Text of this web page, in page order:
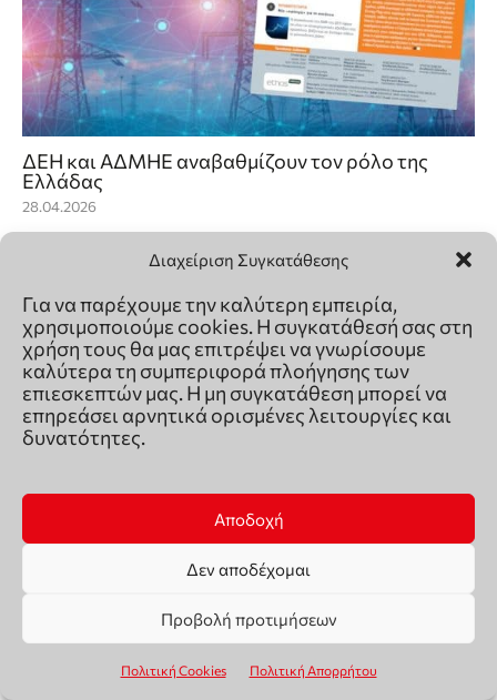
Διαχείριση Συγκατάθεσης
Για να παρέχουμε την καλύτερη εμπειρία,
χρησιμοποιούμε cookies. Η συγκατάθεσή σας στη
χρήση τους θα μας επιτρέψει να γνωρίσουμε
καλύτερα τη συμπεριφορά πλοήγησης των
επιεσκεπτών μας. Η μη συγκατάθεση μπορεί να
επηρεάσει αρνητικά ορισμένες λειτουργίες και
δυνατότητες.
Αποδοχή
Δεν αποδέχομαι
Προβολή προτιμήσεων
Πολιτική Cookies Πολιτική Απορρήτου
ΔΕΗ και ΑΔΜΗΕ αναβαθμίζουν τον ρόλο της
Ελλάδας
28.04.2026
Γ. Στουρνάρας: «Δυσκολότερη η διαχείριση της
παρούσας κρίσης από εκείνης του 2021-22»
31.03.2026